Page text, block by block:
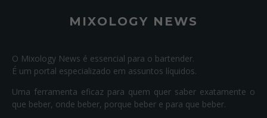
MIXOLOGY NEWS
O Mixology News é essencial para o bartender.
É um portal especializado em assuntos líquidos.
Uma ferramenta eficaz para quem quer saber exatamente o
que beber, onde beber, porque beber e para que beber.